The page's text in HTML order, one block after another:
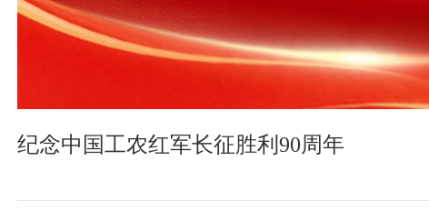
纪念中国工农红军长征胜利90周年